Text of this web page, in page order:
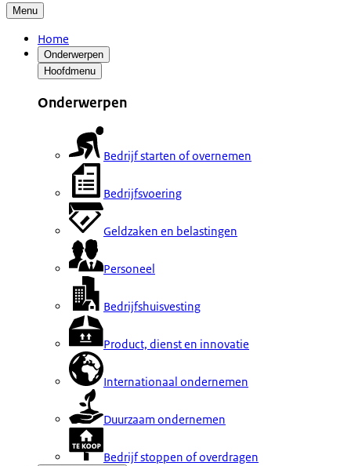
Menu
Home
Onderwerpen
Hoofdmenu
Onderwerpen
Bedrijf starten of overnemen
Bedrijfsvoering
Geldzaken en belastingen
Personeel
Bedrijfshuisvesting
Product, dienst en innovatie
Internationaal ondernemen
Duurzaam ondernemen
Bedrijf stoppen of overdragen